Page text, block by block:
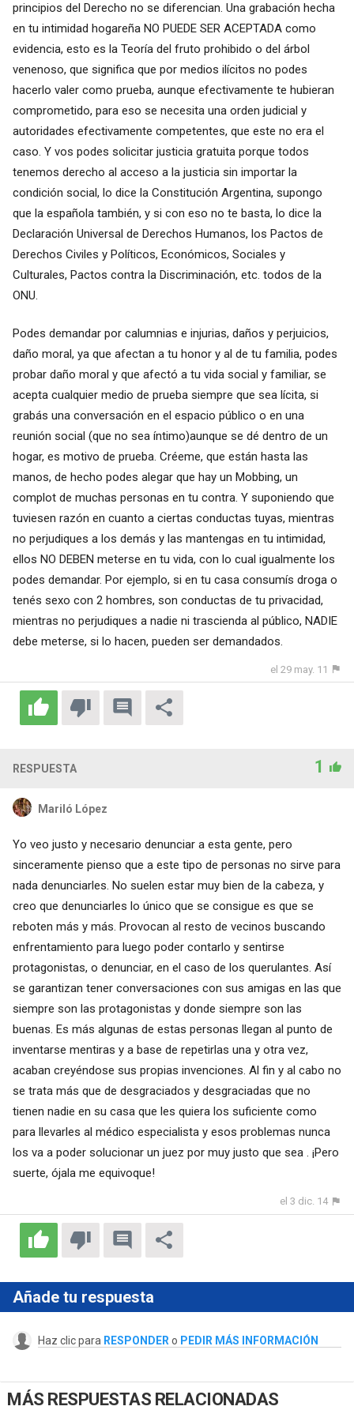
principios del Derecho no se diferencian. Una grabación hecha
en tu intimidad hogareña NO PUEDE SER ACEPTADA como
evidencia, esto es la Teoría del fruto prohibido o del árbol
venenoso, que significa que por medios ilícitos no podes
hacerlo valer como prueba, aunque efectivamente te hubieran
comprometido, para eso se necesita una orden judicial y
autoridades efectivamente competentes, que este no era el
caso. Y vos podes solicitar justicia gratuita porque todos
tenemos derecho al acceso a la justicia sin importar la
condición social, lo dice la Constitución Argentina, supongo
que la española también, y si con eso no te basta, lo dice la
Declaración Universal de Derechos Humanos, los Pactos de
Derechos Civiles y Políticos, Económicos, Sociales y
Culturales, Pactos contra la Discriminación, etc. todos de la
ONU.
Podes demandar por calumnias e injurias, daños y perjuicios,
daño moral, ya que afectan a tu honor y al de tu familia, podes
probar daño moral y que afectó a tu vida social y familiar, se
acepta cualquier medio de prueba siempre que sea lícita, si
grabás una conversación en el espacio público o en una
reunión social (que no sea íntimo)aunque se dé dentro de un
hogar, es motivo de prueba. Créeme, que están hasta las
manos, de hecho podes alegar que hay un Mobbing, un
complot de muchas personas en tu contra. Y suponiendo que
tuviesen razón en cuanto a ciertas conductas tuyas, mientras
no perjudiques a los demás y las mantengas en tu intimidad,
ellos NO DEBEN meterse en tu vida, con lo cual igualmente los
podes demandar. Por ejemplo, si en tu casa consumís droga o
tenés sexo con 2 hombres, son conductas de tu privacidad,
mientras no perjudiques a nadie ni trascienda al público, NADIE
debe meterse, si lo hacen, pueden ser demandados.
el 29 may. 11
RESPUESTA 1
Mariló López
Yo veo justo y necesario denunciar a esta gente, pero
sinceramente pienso que a este tipo de personas no sirve para
nada denunciarles. No suelen estar muy bien de la cabeza, y
creo que denunciarles lo único que se consigue es que se
reboten más y más. Provocan al resto de vecinos buscando
enfrentamiento para luego poder contarlo y sentirse
protagonistas, o denunciar, en el caso de los querulantes. Así
se garantizan tener conversaciones con sus amigas en las que
siempre son las protagonistas y donde siempre son las
buenas. Es más algunas de estas personas llegan al punto de
inventarse mentiras y a base de repetirlas una y otra vez,
acaban creyéndose sus propias invenciones. Al fin y al cabo no
se trata más que de desgraciados y desgraciadas que no
tienen nadie en su casa que les quiera los suficiente como
para llevarles al médico especialista y esos problemas nunca
los va a poder solucionar un juez por muy justo que sea . ¡Pero
suerte, ójala me equivoque!
el 3 dic. 14
Añade tu respuesta
Haz clic para RESPONDER o PEDIR MÁS INFORMACIÓN
MÁS RESPUESTAS RELACIONADAS